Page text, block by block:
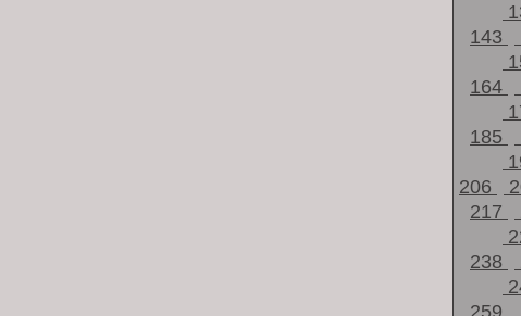
143
164
185
206
217
238
259